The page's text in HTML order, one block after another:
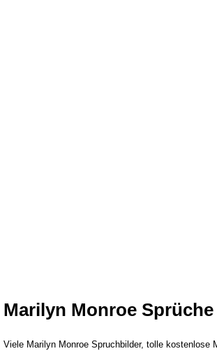
Marilyn Monroe
Viele Marilyn Monroe Spruchbilder, tolle kostenlose